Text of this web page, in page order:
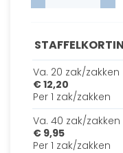
Va. 20 zak/zakken
€ 12,20
Per 1 zak/zakken
Va. 40 zak/zakken
€ 9,95
Per 1 zak/zakken